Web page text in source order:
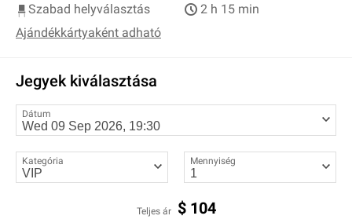
Szabad helyválasztás
2 h 15 min
Ajándékkártyaként adható
Jegyek kiválasztása
Dátum
Kategória Mennyiség
Teljes ár $ 104